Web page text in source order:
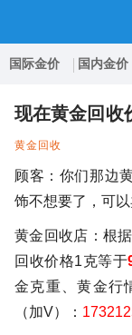
国际金价 国内金价
现在黄金回收
黄金回收
顾客：你们那边
饰不想要了，可以
黄金回收店：根
回收价格1克等于
金克重、黄金行
（加V）：